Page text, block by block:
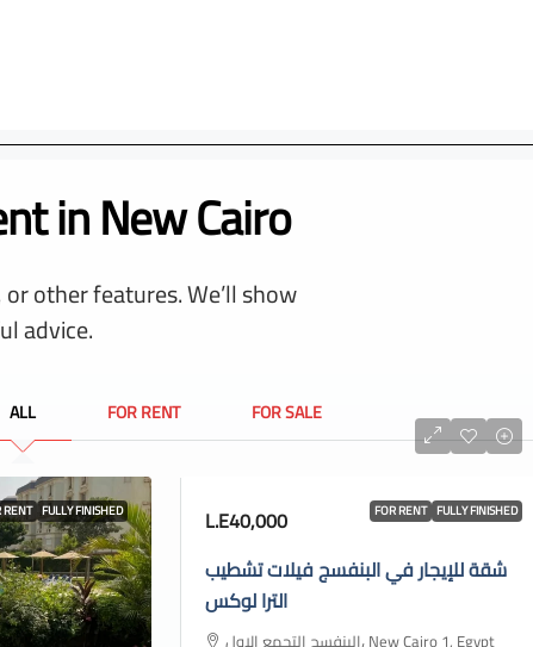
in New Cairo
other features. We’ll show
advice.
ALL FOR RENT FOR SALE
RENT FULLY FINISHED FOR RENT FULLY FINISHED
L.E40,000
شقة للإيجار في البنفسج فيلات تشطيب
الترا لوكس
البنفسج التجمع الاول، New Cairo 1, Egypt